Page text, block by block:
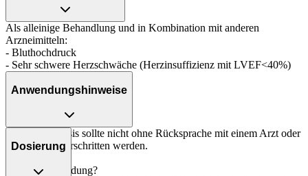
Als alleinige Behandlung und in Kombination mit anderen
Arzneimitteln:
- Bluthochdruck
- Sehr schwere Herzschwäche (Herzinsuffizienz mit LVEF<40%)
Anwendungshinweise
Die Gesamtdosis sollte nicht ohne Rücksprache mit einem Arzt oder
Apotheker überschritten werden.
Art der Anwendung?
Dosierung